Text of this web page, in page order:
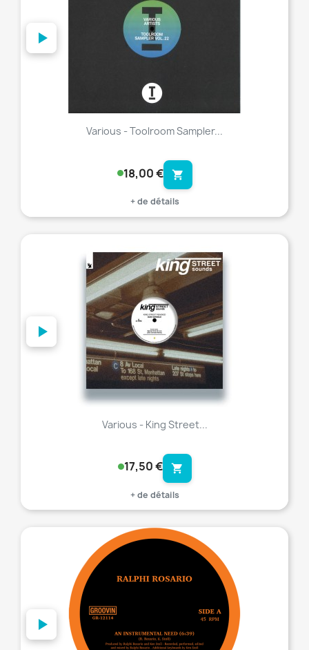
Various - Toolroom Sampler...
18,00 € shopping_cart
+ de détails
Various - King Street...
17,50 € shopping_cart
+ de détails